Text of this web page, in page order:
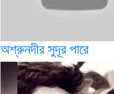
অশ্রুনদীর সুদূর পারে